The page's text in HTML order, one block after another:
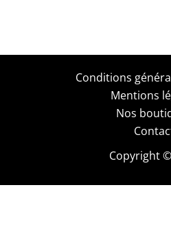
Conditions
Mentions
Nos
Copyright